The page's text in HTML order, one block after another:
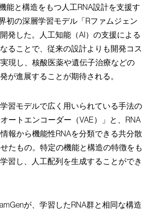
能と構造をもつ人工RNA設計を支援す
初の深層学習モデル「Rファムジェン
開発した。人工知能（AI）の支援による
ることで、従来の設計よりも開発コス
現し、核酸医薬や遺伝子治療などの
が進展することが期待される。
習モデルで広く用いられている手法の
ートエンコーダー（VAE）」と、RNA
報から機能性RNAを分類できる共分散
たもの。特定の機能と構造の特徴をも
習し、人工配列を生成することができ
が、学習したRNA群と相同な構造